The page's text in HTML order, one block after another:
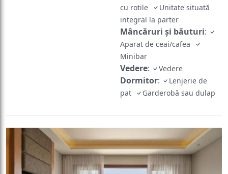
cu rotile
Unitate situată
integral la parter
Mâncăruri și băuturi:
Aparat de ceai/cafea
Minibar
Vedere: Vedere
Dormitor:
Lenjerie de
pat
Garderobă sau dulap